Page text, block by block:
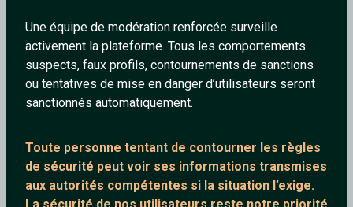
Une équipe de modération renforcée surveille
activement la plateforme. Tous les comportements
suspects, faux profils, contournements de sanctions
ou tentatives de mise en danger d’utilisateurs seront
sanctionnés automatiquement.
Toute personne tentant de contourner les règles
de sécurité peut voir ses informations transmises
aux autorités compétentes si la situation l’exige.
Cathy17
42 ans
djmick
49 ans
__Rimbaudelaire__ Kissmeidiot